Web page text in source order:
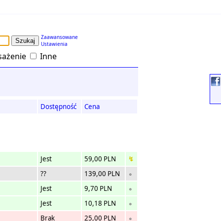
Zaawansowane
Ustawienia
Inne
Dostępność Cena
Jest 59,00 PLN
↯
??
139,00 PLN
∘
Jest
9,70 PLN
∘
Jest
10,18 PLN
∘
Brak
25,00 PLN ∘